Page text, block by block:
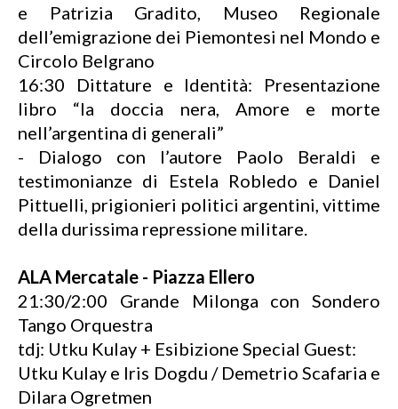
e Patrizia Gradito, Museo Regionale
dell’emigrazione dei Piemontesi nel Mondo e
Circolo Belgrano
16:30 Dittature e Identità: Presentazione
libro “la doccia nera, Amore e morte
nell’argentina di generali”
- Dialogo con l’autore Paolo Beraldi e
testimonianze di Estela Robledo e Daniel
Pittuelli, prigionieri politici argentini, vittime
della durissima repressione militare.
ALA Mercatale - Piazza Ellero
21:30/2:00 Grande Milonga con Sondero
Tango Orquestra
tdj: Utku Kulay + Esibizione Special Guest:
Utku Kulay e Iris Dogdu / Demetrio Scafaria e
Dilara Ogretmen